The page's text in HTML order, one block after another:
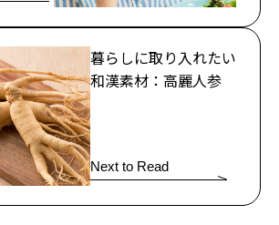
暮らしに取り入れたい
和漢素材：高麗人参
Next to Read